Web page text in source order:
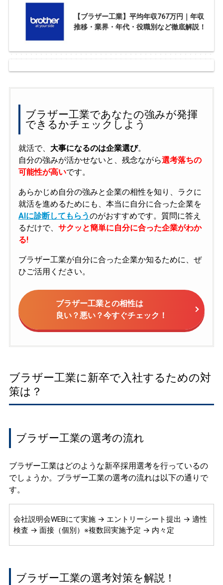
【ブラザー工業】平均年収767万円｜年収
推移・業界・年代・役職別など徹底解説！
ブラザー工業であなたの強みが発揮
できるかチェックしよう
就活で、 大事になるのは企業選び。
自分の強みが活かせないと、残念ながら選考落ちの
可能性が高いです。
あらかじめ自分の強みと企業の相性を知り、ラクに
就活を進めるためにも、本当に自分に合った企業を
AIに診断してもらうのがおすすめです。質問に答え
るだけで、 サクッと簡単に自分に合った企業がわか
る!
ブラザー工業が自分に合った企業か知るために、ぜ
ひご活用ください。
ブラザー工業との相性は
良い？悪い？今すぐチェック！
ブラザー工業に新卒で入社するための対
策は？
ブラザー工業の選考の流れ
ブラザー工業はどのような新卒採用選考を行っているの
でしょうか。ブラザー工業の選考の流れは以下の通りで
す。
会社説明会WEBにて実施 → エントリーシート提出 → 適性
検査 → 面接（個別）※複数回実施予定 → 内々定
ブラザー工業の選考対策を解説！